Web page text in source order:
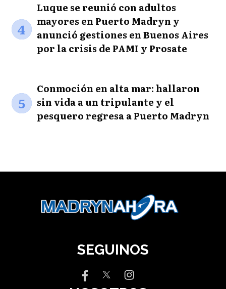
4
Luque se reunió con adultos
mayores en Puerto Madryn y
anunció gestiones en Buenos Aires
por la crisis de PAMI y Prosate
5
Conmoción en alta mar: hallaron
sin vida a un tripulante y el
pesquero regresa a Puerto Madryn
SEGUINOS